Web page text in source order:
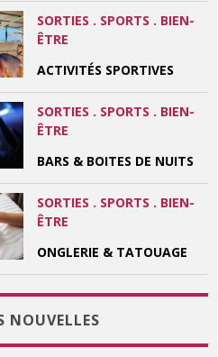
SORTIES . SPORTS . BIEN-
ÊTRE
ACTIVITÉS SPORTIVES
SORTIES . SPORTS . BIEN-
ÊTRE
BARS & BOITES DE NUITS
SORTIES . SPORTS . BIEN-
ÊTRE
ONGLERIE & TATOUAGE
NOUVELLES